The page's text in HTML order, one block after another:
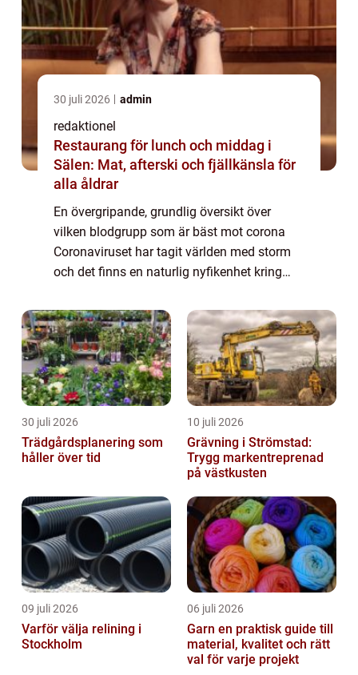
30 juli 2026 admin
redaktionel
Restaurang för lunch och middag i
Sälen: Mat, afterski och fjällkänsla för
alla åldrar
En övergripande, grundlig översikt över
vilken blodgrupp som är bäst mot corona
Coronaviruset har tagit världen med storm
och det finns en naturlig nyfikenhet kring
mottaglighet för viruset. En faktor som har...
30 juli 2026
Trädgårdsplanering som
håller över tid
10 juli 2026
Grävning i Strömstad:
Trygg markentreprenad
på västkusten
09 juli 2026
Varför välja relining i
Stockholm
06 juli 2026
Garn en praktisk guide till
material, kvalitet och rätt
val för varje projekt